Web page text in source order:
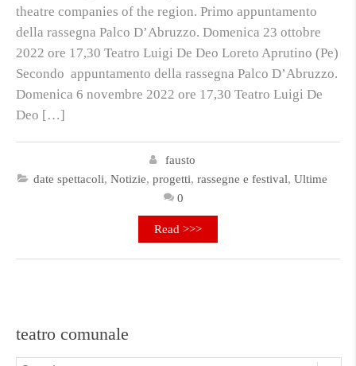
theatre companies of the region. Primo appuntamento
della rassegna Palco D’Abruzzo. Domenica 23 ottobre
2022 ore 17,30 Teatro Luigi De Deo Loreto Aprutino (Pe)
Secondo appuntamento della rassegna Palco D’Abruzzo.
Domenica 6 novembre 2022 ore 17,30 Teatro Luigi De
Deo […]
fausto
date spettacoli, Notizie, progetti, rassegne e festival, Ultime
0
Read >>>
teatro comunale